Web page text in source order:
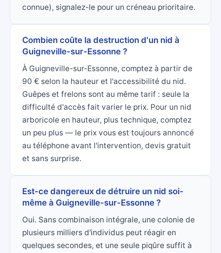
connue), signalez-le pour un créneau prioritaire.
Combien coûte la destruction d'un nid à
Guigneville-sur-Essonne ?
À Guigneville-sur-Essonne, comptez à partir de
90 € selon la hauteur et l'accessibilité du nid.
Guêpes et frelons sont au même tarif : seule la
difficulté d'accès fait varier le prix. Pour un nid
arboricole en hauteur, plus technique, comptez
un peu plus — le prix vous est toujours annoncé
au téléphone avant l'intervention, devis gratuit
et sans surprise.
Est-ce dangereux de détruire un nid soi-
même à Guigneville-sur-Essonne ?
Oui. Sans combinaison intégrale, une colonie de
plusieurs milliers d'individus peut réagir en
quelques secondes, et une seule piqûre suffit à